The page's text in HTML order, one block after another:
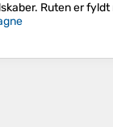
Ruten er